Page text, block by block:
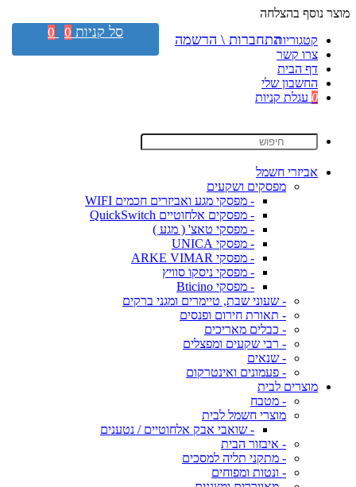
מוצר נוסף בהצלחה
קטגוריות
צרו קשר
דף הבית
החשבון שלי
0 עגלת קניות
אביזרי חשמל
מפסקים ושקעים
- מפסקי מגע ואביזרים חכמים WIFI
- מפסקים אלחוטיים QuickSwitch
- מפסקי טאצ' ( מגע )
- מפסקי UNICA
- מפסקי ARKE VIMAR
- מפסקי ניסקו סוויץ
- מפסקי Bticino
- שעוני שבת, טיימרים ומגני ברקים
- תאורת חירום ופנסים
- כבלים מאריכים
- רבי שקעים ומפצלים
- שנאים
- פעמונים ואינטרקום
מוצרים לבית
- מטבח
מוצרי חשמל לבית
- שואבי אבק אלחוטיים / נטענים
- איבזור הבית
- מתקני תליה למסכים
- ונטות ומפוחים
התחברות \ הרשמה סל קניות 0
0